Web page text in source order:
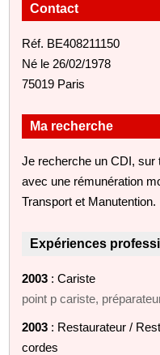
Contact
Réf. BE408211150
Né le 26/02/1978
75019 Paris
Ma recherche
Je recherche un CDI, sur
avec une rémunération
Transport et Manutention.
Expériences
2003 : Cariste
point p cariste,
2003 : Restaurateur /
cordes